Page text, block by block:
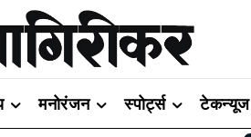
मनोरंजन स्पोर्ट्स टेकन्यूज